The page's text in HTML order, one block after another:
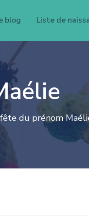
blog Liste de
du prénom